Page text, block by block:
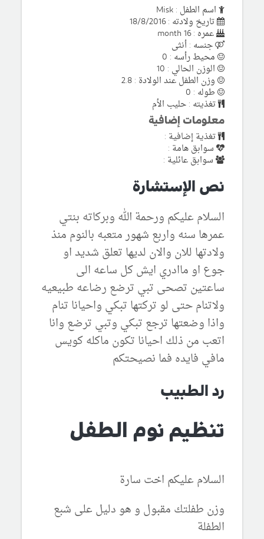
اسم الطفل : Misk
تاريخ ولادته : 18/8/2016
عمره : 16 month
جنسه : أنثى
محيط رأسه : 0
الوزن الحالي : 10
وزن الطفل عند الولادة : 2.8
طوله : 0
تغذيته : حليب الأم
معلومات إضافية
تغذية إضافية :
سوابق هامة :
سوابق عائلية :
نص الإستشارة
السلام عليكم ورحمة الله وبركاته بنتي
عمرها سنه واربع شهور متعبه بالنوم منذ
ولادتها للان والان لديها تعلق شديد او
جوع او ماادري ايش كل ساعه الى
ساعتين تصحى تبي ترضع رضاعه طبيعيه
ولاتنام حتى لو تركتها تبكي واحيانا تنام
واذا وضعتها ترجع تبكي وتبي ترضع وانا
اتعب من ذلك احيانا تكون ماكله كويس
مافي فايده فما نصيحتكم
رد الطبيب
تنظيم نوم الطفل
السلام عليكم اخت سارة
وزن طفلتك مقبول و هو دليل على شبع
الطفلة